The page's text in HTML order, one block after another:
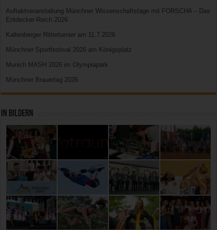
Auftaktveranstaltung Münchner Wissenschaftstage mit FORSCHA – Das
Entdecker-Reich 2026
Kaltenberger Ritterturnier am 11.7.2026
Münchner Sportfestival 2026 am Königsplatz
Munich MASH 2026 im Olympiapark
Münchner Brauertag 2026
In Bildern